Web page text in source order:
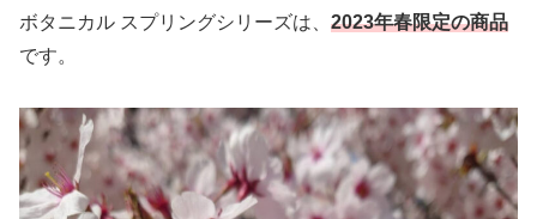
ボタニカル スプリングシリーズは、 2023年春限定の商品
です。